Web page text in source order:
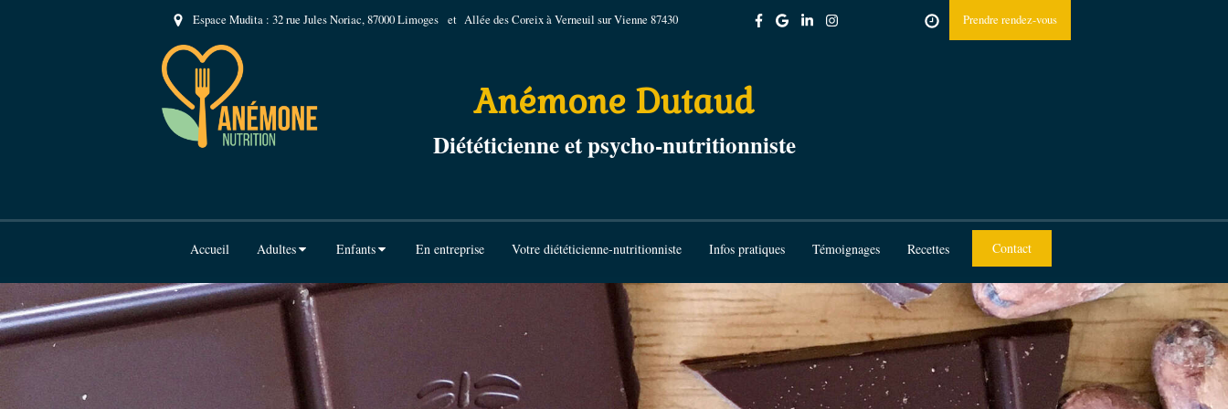
Espace Mudita : 32 rue Jules Noriac, 87000 Limoges et Allée des Coreix à Verneuil sur Vienne 87430 Prendre rendez-vous
Anémone Dutaud
Diététicienne et psycho-nutritionniste
Accueil Adultes Enfants En entreprise Votre diététicienne-nutritionniste Infos pratiques Témoignages Recettes Contact